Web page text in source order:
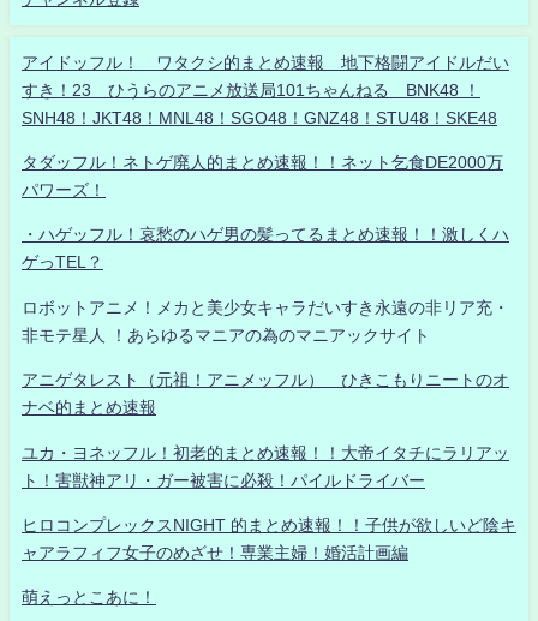
アイドッフル！ ワタクシ的まとめ速報 地下格闘アイドルだい
すき！23 ひうらのアニメ放送局101ちゃんねる BNK48 ！
SNH48！JKT48！MNL48！SGO48！GNZ48！STU48！SKE48
タダッフル！ネトゲ廃人的まとめ速報！！ネット乞食DE2000万
パワーズ！
・ハゲッフル！哀愁のハゲ男の髪ってるまとめ速報！！激しくハ
ゲっTEL？
ロボットアニメ！メカと美少女キャラだいすき永遠の非リア充・
非モテ星人 ！あらゆるマニアの為のマニアックサイト
アニゲタレスト（元祖！アニメッフル） ひきこもりニートのオ
ナベ的まとめ速報
ユカ・ヨネッフル！初老的まとめ速報！！大帝イタチにラリアッ
ト！害獣神アリ・ガー被害に必殺！パイルドライバー
ヒロコンプレックスNIGHT 的まとめ速報！！子供が欲しいど陰キ
ャアラフィフ女子のめざせ！専業主婦！婚活計画編
萌えっとこあに！